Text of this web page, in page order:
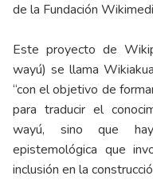
de la Fundación
Este proyecto de
wayú) se llama
“con el objetivo de
para traducir el
wayú, sino que
epistemológica que
inclusión en la